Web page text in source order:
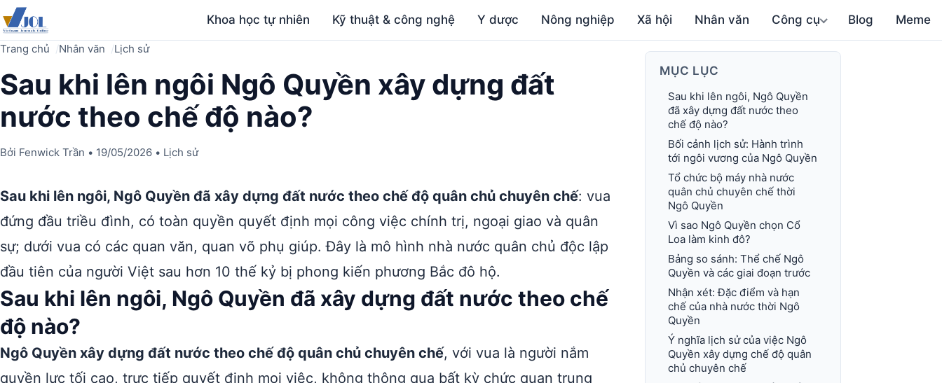
Khoa học tự nhiên Kỹ thuật & công nghệ Y dược Nông nghiệp Xã hội Nhân văn Công cụ Blog Meme
Trang chủ Nhân văn Lịch sử
Sau khi lên ngôi Ngô Quyền xây dựng đất
nước theo chế độ nào?
Bởi Fenwick Trần • 19/05/2026 • Lịch sử
Sau khi lên ngôi, Ngô Quyền đã xây dựng đất nước theo chế độ quân chủ chuyên chế: vua
đứng đầu triều đình, có toàn quyền quyết định mọi công việc chính trị, ngoại giao và quân
sự; dưới vua có các quan văn, quan võ phụ giúp. Đây là mô hình nhà nước quân chủ độc lập
đầu tiên của người Việt sau hơn 10 thế kỷ bị phong kiến phương Bắc đô hộ.
Sau khi lên ngôi, Ngô Quyền đã xây dựng đất nước theo chế
độ nào?
Ngô Quyền xây dựng đất nước theo chế độ quân chủ chuyên chế, với vua là người nắm
quyền lực tối cao, trực tiếp quyết định mọi việc, không thông qua bất kỳ chức quan trung
MỤC LỤC
Sau khi lên ngôi, Ngô Quyền
đã xây dựng đất nước theo
chế độ nào?
Bối cảnh lịch sử: Hành trình
tới ngôi vương của Ngô Quyền
Tổ chức bộ máy nhà nước
quân chủ chuyên chế thời
Ngô Quyền
Vì sao Ngô Quyền chọn Cổ
Loa làm kinh đô?
Bảng so sánh: Thể chế Ngô
Quyền và các giai đoạn trước
Nhận xét: Đặc điểm và hạn
chế của nhà nước thời Ngô
Quyền
Ý nghĩa lịch sử của việc Ngô
Quyền xây dựng chế độ quân
chủ chuyên chế